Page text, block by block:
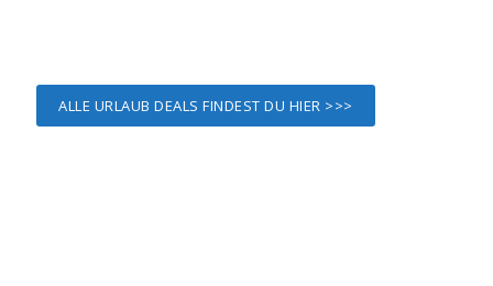
ALLE URLAUB DEALS FINDEST DU HIER >>>